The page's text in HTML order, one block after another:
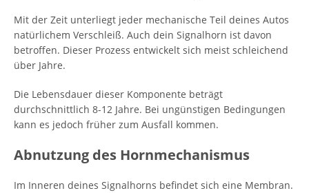
Mit der Zeit unterliegt jeder mechanische Teil deines Autos
natürlichem Verschleiß. Auch dein Signalhorn ist davon
betroffen. Dieser Prozess entwickelt sich meist schleichend
über Jahre.
Die Lebensdauer dieser Komponente beträgt
durchschnittlich 8-12 Jahre. Bei ungünstigen Bedingungen
kann es jedoch früher zum Ausfall kommen.
Abnutzung des Hornmechanismus
Im Inneren deines Signalhorns befindet sich eine Membran.